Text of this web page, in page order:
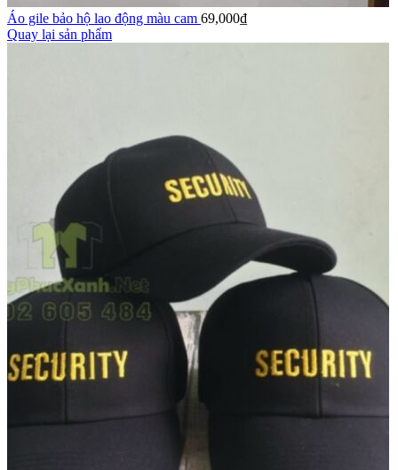
Áo gile bảo hộ lao động màu cam 69,000₫
Quay lại sản phẩm